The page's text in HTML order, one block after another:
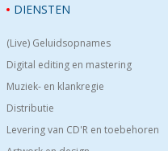
DIENSTEN
(Live) Geluidsopnames
Digital editing en mastering
Muziek- en klankregie
Distributie
Levering van CD'R en toebehoren